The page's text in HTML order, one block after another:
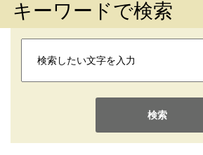
キーワードで検索
検索